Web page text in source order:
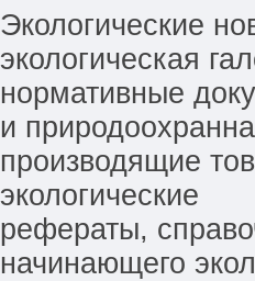
Экологические
экологическая
нормативные
и
производящие
экологические
рефераты,
начинающего